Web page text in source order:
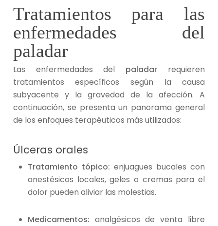
Tratamientos para las
enfermedades del
paladar
Las enfermedades del paladar requieren
tratamientos específicos según la causa
subyacente y la gravedad de la afección. A
continuación, se presenta un panorama general
de los enfoques terapéuticos más utilizados:
Úlceras orales
Tratamiento tópico: enjuagues bucales con
anestésicos locales, geles o cremas para el
dolor pueden aliviar las molestias.
Medicamentos: analgésicos de venta libre